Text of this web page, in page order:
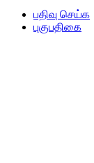
பதிவு செய்க
புகுபதிகை